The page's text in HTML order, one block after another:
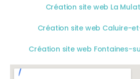
Création site web La
Création site web Caluire-
Création site web Fontaines-